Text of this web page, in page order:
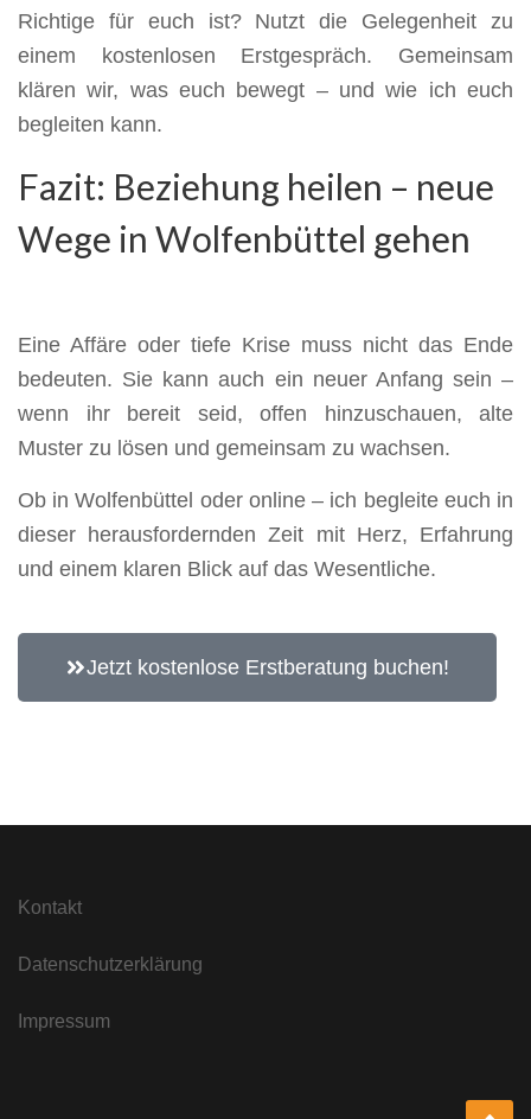
Richtige für euch ist? Nutzt die Gelegenheit zu
einem kostenlosen Erstgespräch. Gemeinsam
klären wir, was euch bewegt – und wie ich euch
begleiten kann.
Fazit: Beziehung heilen – neue
Wege in Wolfenbüttel gehen
Eine Affäre oder tiefe Krise muss nicht das Ende
bedeuten. Sie kann auch ein neuer Anfang sein –
wenn ihr bereit seid, offen hinzuschauen, alte
Muster zu lösen und gemeinsam zu wachsen.
Ob in Wolfenbüttel oder online – ich begleite euch in
dieser herausfordernden Zeit mit Herz, Erfahrung
und einem klaren Blick auf das Wesentliche.
Jetzt kostenlose Erstberatung buchen!
Kontakt
Datenschutzerklärung
Impressum